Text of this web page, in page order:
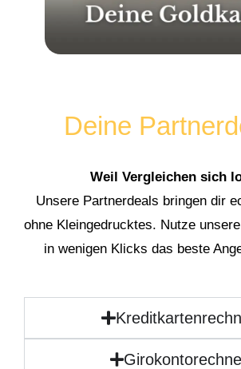
Deine
Weil Vergleichen sich
Unsere Partnerdeals bringen dir
ohne Kleingedrucktes. Nutze
in wenigen Klicks das beste